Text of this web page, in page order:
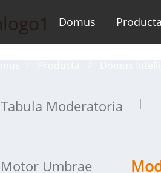
Domus
Tabula Moderatoria
Motor Umbrae